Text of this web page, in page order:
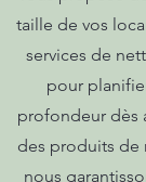
taille de vos
services de
pour
profondeur dès
des produits de
nous